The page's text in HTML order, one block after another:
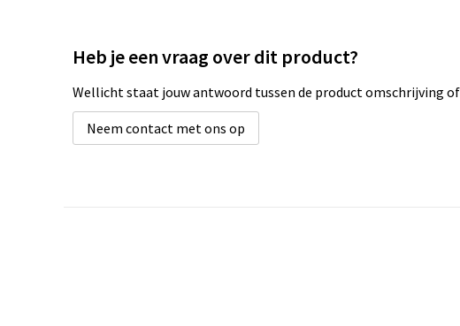
Heb je een vraag over dit product?
Wellicht staat jouw antwoord tussen de product omschrijving
Neem contact met ons op